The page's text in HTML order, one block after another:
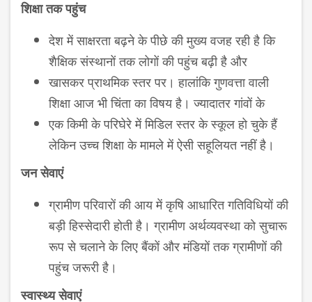
शिक्षा तक पहुंच
देश में साक्षरता बढ़ने के पीछे की मुख्य वजह रही है कि
शैक्षिक संस्थानों तक लोगों की पहुंच बढ़ी है और
खासकर प्राथमिक स्तर पर। हालांकि गुणवत्ता वाली
शिक्षा आज भी चिंता का विषय है। ज्यादातर गांवों के
एक किमी के परिघेरे में मिडिल स्तर के स्कूल हो चुके हैं
लेकिन उच्च शिक्षा के मामले में ऐसी सहूलियत नहीं है।
जन सेवाएं
ग्रामीण परिवारों की आय में कृषि आधारित गतिविधियों की
बड़ी हिस्सेदारी होती है। ग्रामीण अर्थव्यवस्था को सुचारू
रूप से चलाने के लिए बैंकों और मंडियों तक ग्रामीणों की
पहुंच जरूरी है।
स्वास्थ्य सेवाएं